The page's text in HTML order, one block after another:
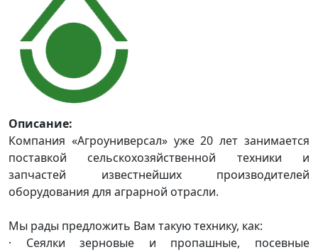
Описание:
Компания «Агроуниверсал» уже 20 лет занимается
поставкой сельскохозяйственной техники и
запчастей известнейших производителей
оборудования для аграрной отрасли.
Мы рады предложить Вам такую технику, как:
· Сеялки зерновые и пропашные, посевные